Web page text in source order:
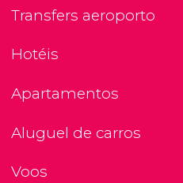
Transfers aeroporto
Hotéis
Apartamentos
Aluguel de carros
Voos